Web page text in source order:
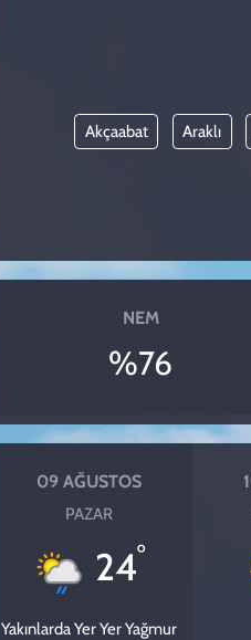
Akçaabat Araklı
NEM
%76
09 AĞUSTOS
PAZAR
24°
Yakınlarda Yer Yer Yağmur